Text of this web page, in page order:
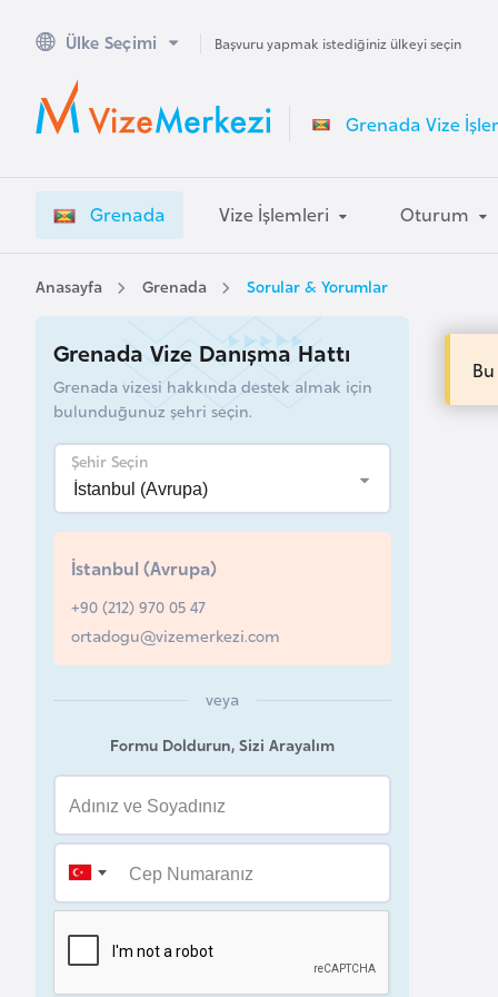
Ülke Seçimi Başvuru yapmak istediğiniz ülkeyi seçin
Grenada Vize
Grenada Vize İşlemleri Oturum
Anasayfa Grenada Sorular & Yorumlar
Grenada Vize Danışma Hattı
Grenada vizesi hakkında destek almak için
bulunduğunuz şehri seçin.
Şehir Seçin
İstanbul (Avrupa)
+90 (212) 970 05 47
ortadogu@vizemerkezi.com
veya
Formu Doldurun, Sizi Arayalım
A
u
s
a
l
v
s
t
u
y
a
A
z
r
b
a
y
a